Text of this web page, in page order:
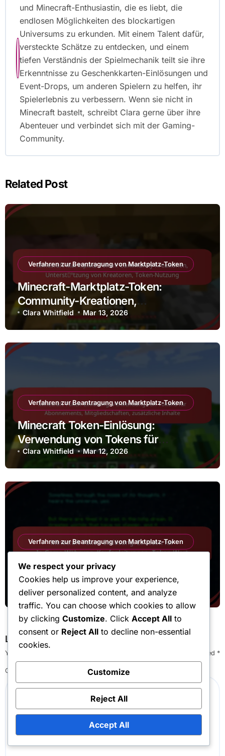
und Minecraft-Enthusiastin, die es liebt, die
endlosen Möglichkeiten des blockartigen
Universums zu erkunden. Mit einem Talent dafür,
versteckte Schätze zu entdecken, und einem
tiefen Verständnis der Spielmechanik teilt sie ihre
Erkenntnisse zu Geschenkkarten-Einlösungen und
Event-Drops, um anderen Spielern zu helfen, ihr
Spielerlebnis zu verbessern. Wenn sie nicht in
Minecraft bastelt, schreibt Clara gerne über ihre
Abenteuer und verbindet sich mit der Gaming-
Community.
Related Post
Verfahren zur Beantragung von Marktplatz-Token
Minecraft-Marktplatz-Token:
Community-Kreationen,
Unterstützung von Kreatoren, Token-
Nutzung
Clara Whitfield Mar 13, 2026
Verfahren zur Beantragung von Marktplatz-Token
Minecraft Token-Einlösung:
Verwendung von Tokens für
Abonnements, Mitgliedschaften,
zusätzliche Inhalte
Clara Whitfield Mar 12, 2026
Verfahren zur Beantragung von Marktplatz-Token
Minecraft Token-Einlösung: Einlösen
für In-Game-Währung,
Kaufanleitungen, Token-Wert
Clara Whitfield Mar 12, 2026
Leave a Reply
Your email address will not be published. Required fields are marked *
Comment
We respect your privacy
Cookies help us improve your experience,
deliver personalized content, and analyze
traffic. You can choose which cookies to allow
by clicking Customize. Click Accept All to
consent or Reject All to decline non-essential
cookies.
Customize
Reject All
Accept All